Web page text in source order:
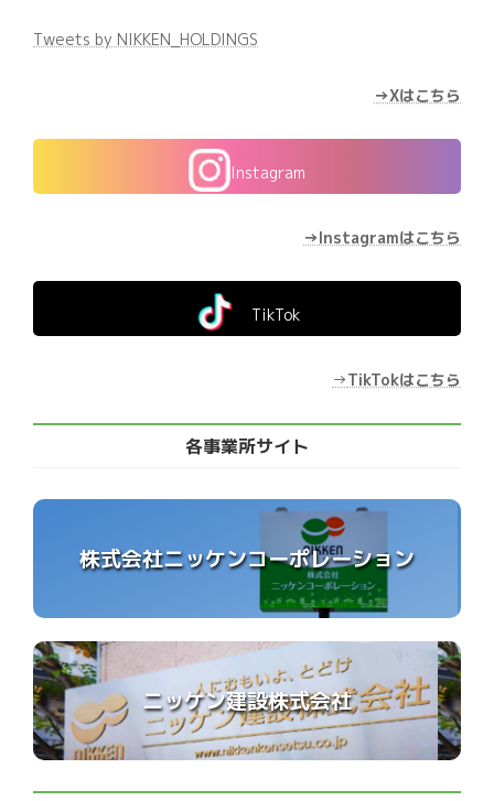
Tweets by NIKKEN_HOLDINGS
→Xはこちら
Instagram
→Instagramはこちら
TikTok
→TikTokはこちら
各事業所サイト
株式会社ニッケンコーポレーション
ニッケン建設株式会社